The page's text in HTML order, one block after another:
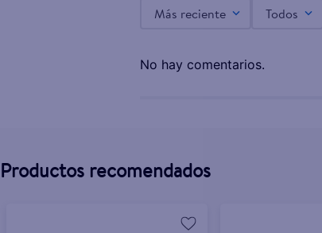
Más reciente Todos
No hay comentarios.
Productos recomendados